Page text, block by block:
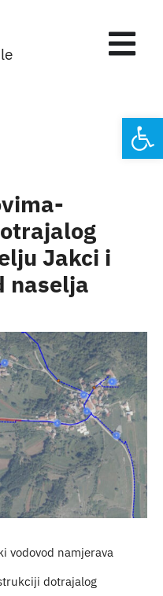
Jakci i
naselja
vodovod namjerava
dotrajalog